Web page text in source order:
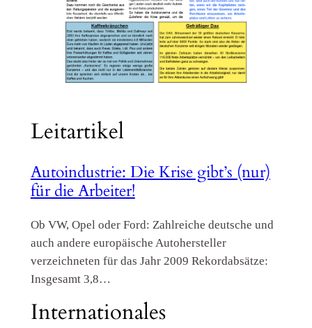
Leitartikel
Autoindustrie: Die Krise gibt’s (nur)
für die Arbeiter!
Ob VW, Opel oder Ford: Zahlreiche deutsche und
auch andere europäische Autohersteller
verzeichneten für das Jahr 2009 Rekordabsätze:
Insgesamt 3,8…
Internationales